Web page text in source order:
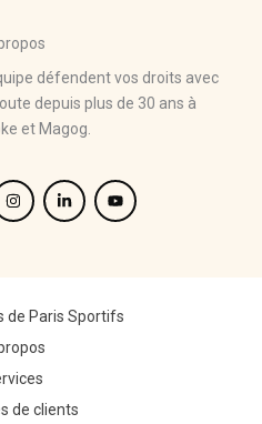
défendent vos droits avec
depuis plus de 30 ans à
et Magog.
de Paris Sportifs
de clients